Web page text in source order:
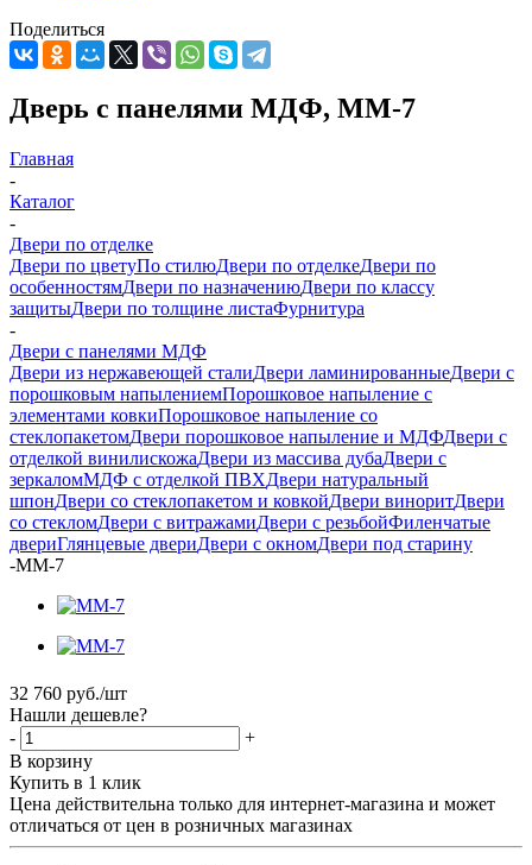
Поделиться
Дверь с панелями МДФ, ММ-7
Главная
-
Каталог
-
Двери по отделке
Двери по цветуПо стилюДвери по отделкеДвери по
особенностямДвери по назначениюДвери по классу
защитыДвери по толщине листаФурнитура
-
Двери с панелями МДФ
Двери из нержавеющей сталиДвери ламинированныеДвери с
порошковым напылениемПорошковое напыление с
элементами ковкиПорошковое напыление со
стеклопакетомДвери порошковое напыление и МДФДвери с
отделкой винилискожаДвери из массива дубаДвери с
зеркаломМДФ с отделкой ПВХДвери натуральный
шпонДвери со стеклопакетом и ковкойДвери виноритДвери
со стекломДвери с витражамиДвери с резьбойФиленчатые
двериГлянцевые двериДвери с окномДвери под старину
-ММ-7
32 760 руб./шт
Нашли дешевле?
-
+
В корзину
Купить в 1 клик
Цена действительна только для интернет-магазина и может
отличаться от цен в розничных магазинах